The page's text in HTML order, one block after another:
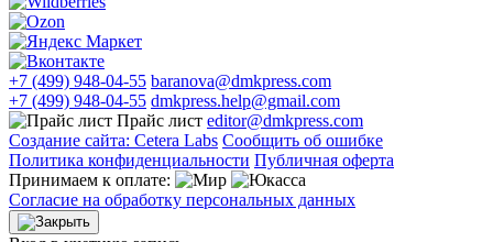
+7 (499) 948-04-55 baranova@dmkpress.com
+7 (499) 948-04-55 dmkpress.help@gmail.com
Прайс лист editor@dmkpress.com
Создание сайта: Cetera Labs Сообщить об ошибке
Политика конфиденциальности Публичная оферта
Принимаем к оплате:
Согласие на обработку персональных данных